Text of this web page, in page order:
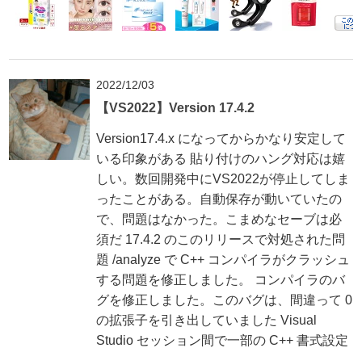
2022/12/03
【VS2022】Version 17.4.2
Version17.4.x になってからかなり安定して
いる印象がある 貼り付けのハング対応は嬉
しい。数回開発中にVS2022が停止してしま
ったことがある。自動保存が動いていたの
で、問題はなかった。こまめなセーブは必
須だ 17.4.2 のこのリリースで対処された問
題 /analyze で C++ コンパイラがクラッシュ
する問題を修正しました。 コンパイラのバ
グを修正しました。このバグは、間違って 0
の拡張子を引き出していました Visual
Studio セッション間で一部の C++ 書式設定